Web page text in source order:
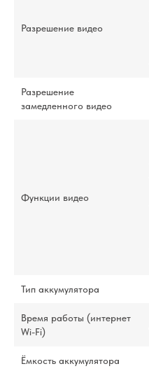
Разрешение видео
Разрешение
замедленного видео
Функции видео
Тип аккумулятора
Время работы (интернет
Wi-Fi)
Ёмкость аккумулятора